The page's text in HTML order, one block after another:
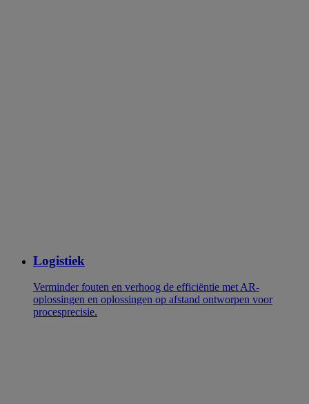
Logistiek
Verminder fouten en verhoog de efficiëntie met AR-
oplossingen en oplossingen op afstand ontworpen voor
procesprecisie.